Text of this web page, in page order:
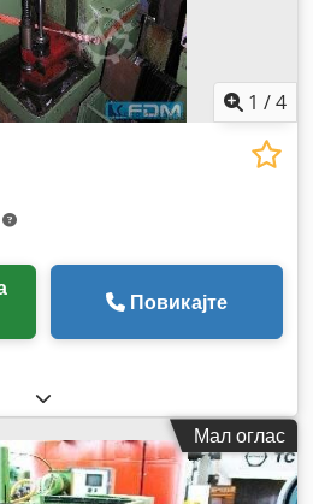
1 /4
Повикајте
Мал оглас